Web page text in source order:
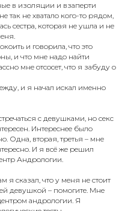
в изоляции и взаперти
так не хватало кого-то рядом,
сестра, которая не ушла и не
и говорила, что это
и что мне надо найти
мне отсосет, что я забуду о
и я начал искал именно
с девушками, но секс
Интереснее было
Одна, вторая, третья – мне
И я всё же решил
Андрологии.
я сказал, что у меня не стоит
девушкой – помогите. Мне
андрологии. Я